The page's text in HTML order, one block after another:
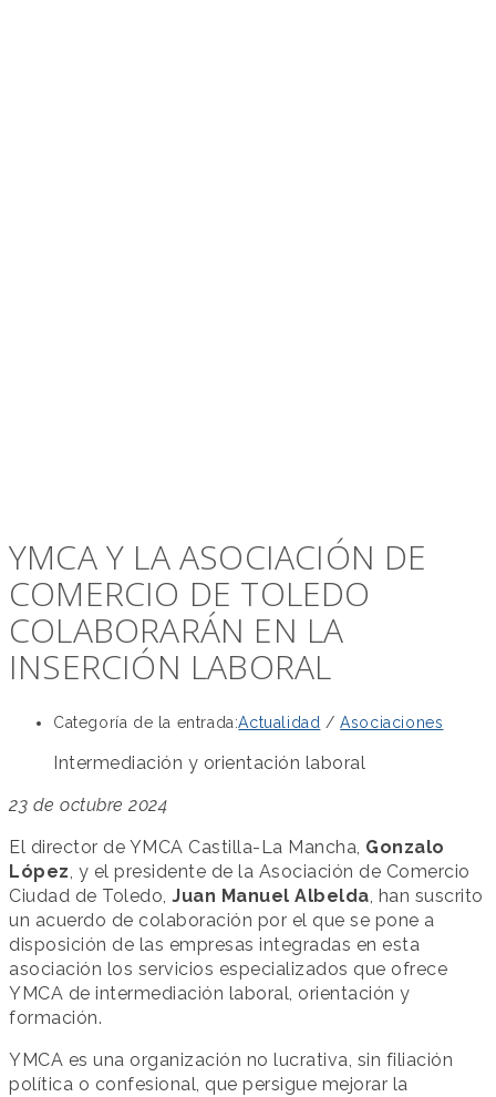
YMCA Y LA ASOCIACIÓN DE
COMERCIO DE TOLEDO
COLABORARÁN EN LA
INSERCIÓN LABORAL
Categoría de la entrada:Actualidad / Asociaciones
Intermediación y orientación laboral
23 de octubre 2024
El director de YMCA Castilla-La Mancha, Gonzalo
López, y el presidente de la Asociación de Comercio
Ciudad de Toledo, Juan Manuel Albelda, han suscrito
un acuerdo de colaboración por el que se pone a
disposición de las empresas integradas en esta
asociación los servicios especializados que ofrece
YMCA de intermediación laboral, orientación y
formación.
YMCA es una organización no lucrativa, sin filiación
política o confesional, que persigue mejorar la